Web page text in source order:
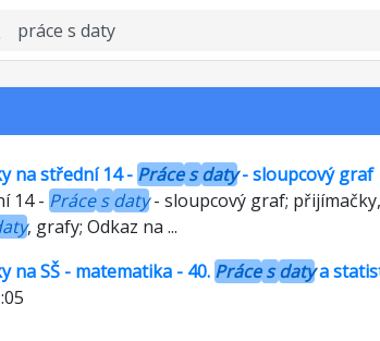
na střední 14 - Prácesdaty- sloupcový graf
14 - Prácesdaty- sloupcový graf;
, grafy; Odkaz na ...
na SŠ - matematika - 40. Prácesdatya